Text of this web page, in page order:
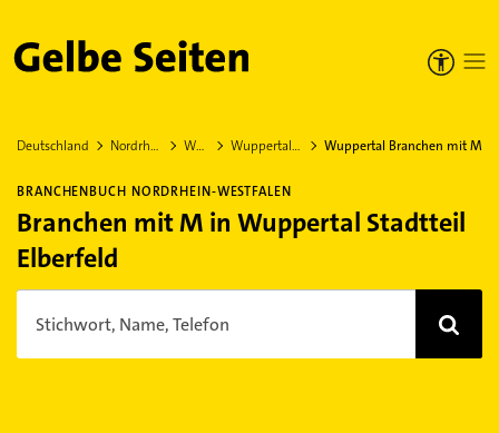
Gelbe Seiten
Deutschland Nordrhein-Westfalen Wuppertal Wuppertal Stadtteil Elberfeld Wuppertal Branchen mit M
BRANCHENBUCH NORDRHEIN-WESTFALEN
Branchen mit M in Wuppertal Stadtteil
Elberfeld
Stichwort, Name, Telefon